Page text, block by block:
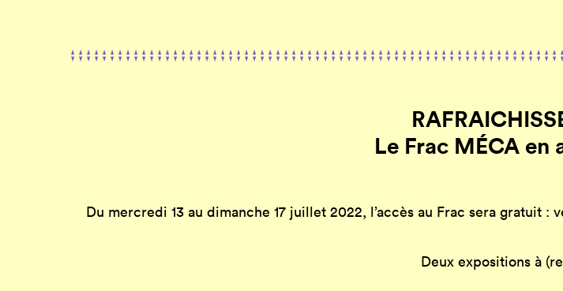
Le Frac MÉCA en
Du mercredi 13 au dimanche 17 juillet 2022, l’accès au Frac sera gratuit
Deux expositions à